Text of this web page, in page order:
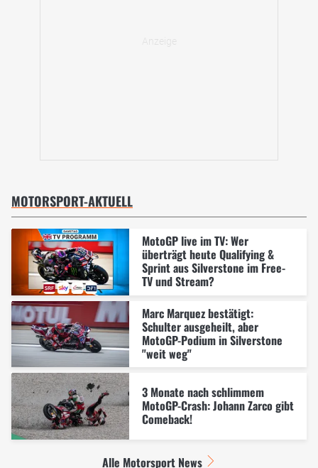
MOTORSPORT-AKTUELL
MotoGP live im TV: Wer
überträgt heute Qualifying &
Sprint aus Silverstone im Free-
TV und Stream?
Marc Marquez bestätigt:
Schulter ausgeheilt, aber
MotoGP-Podium in Silverstone
"weit weg"
3 Monate nach schlimmem
MotoGP-Crash: Johann Zarco gibt
Comeback!
Alle Motorsport News